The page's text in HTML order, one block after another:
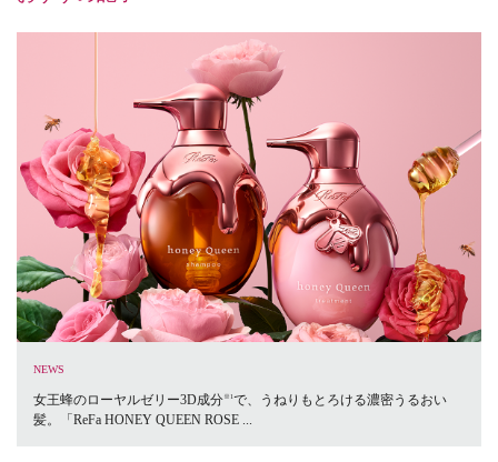
NEWS
女王蜂のローヤルゼリー3D成分※1で、うねりもとろける濃密うるおい
髪。「ReFa HONEY QUEEN ROSE ...